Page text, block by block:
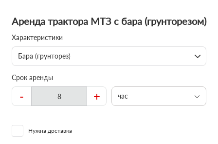
Аренда трактора МТЗ с бара (грунторезом)
Характеристики
Бара (грунторез)
Срок аренды
- + час
Нужна доставка